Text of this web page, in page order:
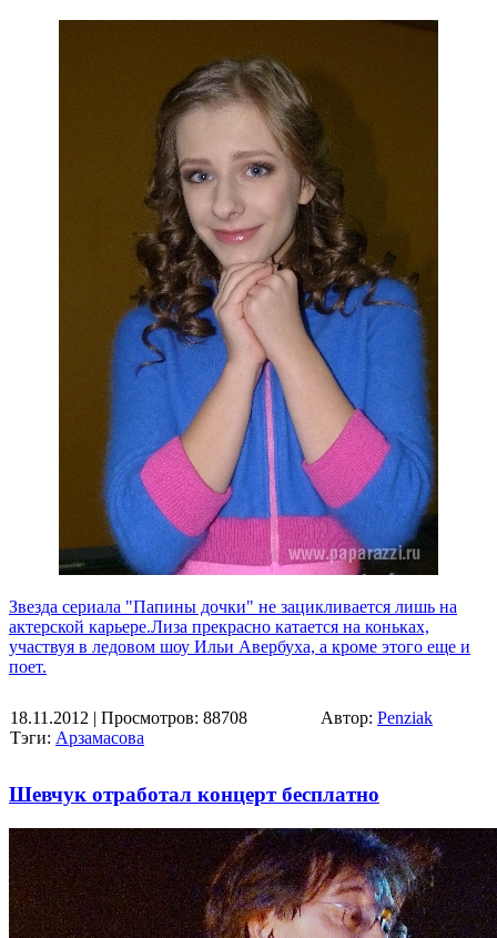
Звезда сериала "Папины дочки" не зацикливается лишь на
актерской карьере.Лиза прекрасно катается на коньках,
участвуя в ледовом шоу Ильи Авербуха, а кроме этого еще и
поет.
18.11.2012 | Просмотров: 88708
Тэги: Арзамасова
Автор: Penziak
Шевчук отработал концерт бесплатно